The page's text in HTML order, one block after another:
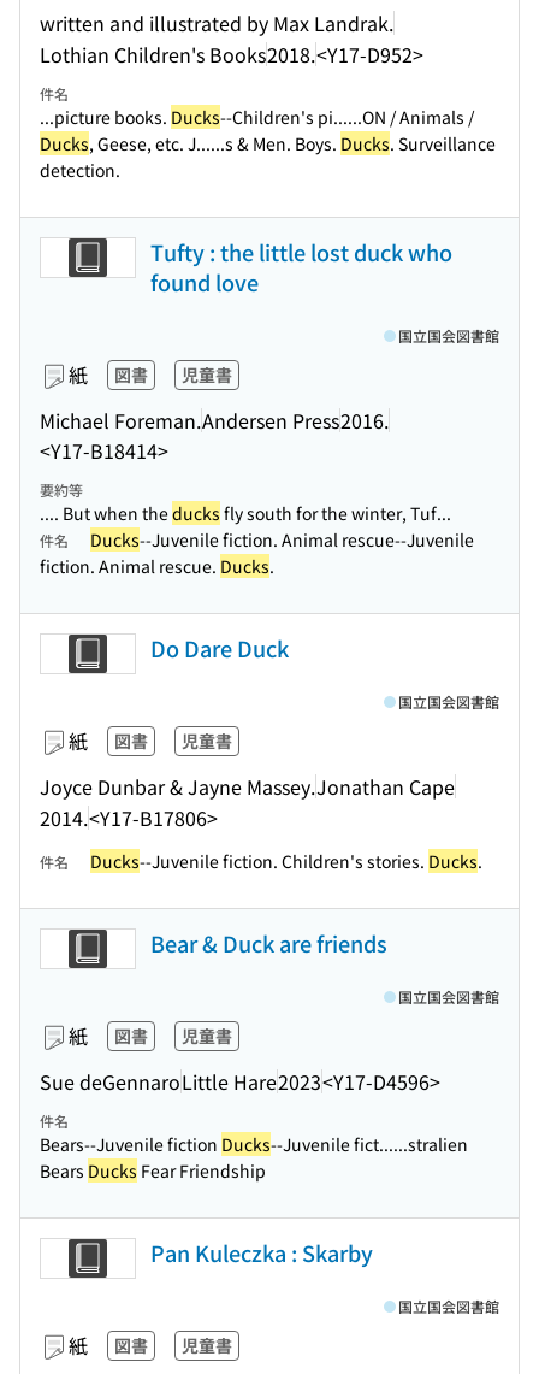
written and illustrated by Max Landrak.
Lothian Children's Books2018.<Y17-D952>
件名
...picture books. Ducks--Children's pi......ON / Animals /
Ducks, Geese, etc. J......s & Men. Boys. Ducks. Surveillance
detection.
Tufty : the little lost duck who
found love
紙 図書 児童書
Michael Foreman.Andersen Press2016.
<Y17-B18414>
国立国会図書館
要約等
.... But when theducks fly south for the winter, Tuf...
件名 Ducks--Juvenile fiction. Animal rescue--Juvenile
fiction. Animal rescue. Ducks.
Do Dare Duck
紙 図書 児童書
Joyce Dunbar & Jayne Massey.Jonathan Cape
2014.<Y17-B17806>
国立国会図書館
件名 Ducks--Juvenile fiction. Children's stories. Ducks.
Bear & Duck are friends
紙 図書 児童書
Sue deGennaroLittle Hare2023<Y17-D4596>
国立国会図書館
件名
Bears--Juvenile fiction Ducks--Juvenile fict......stralien
Bears Ducks Fear Friendship
Pan Kuleczka : Skarby
紙 図書 児童書
国立国会図書館